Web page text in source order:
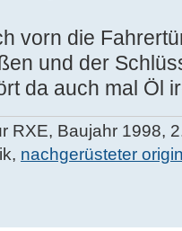
vorn die
und der
da auch mal Öl
RXE, Baujahr 1998,
nachgerüsteter